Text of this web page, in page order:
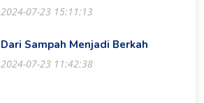
2024-07-23 15:11:13
Dari Sampah Menjadi Berkah
2024-07-23 11:42:38